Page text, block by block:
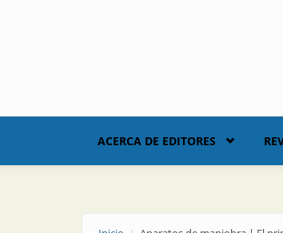
ACERCA DE EDITORES